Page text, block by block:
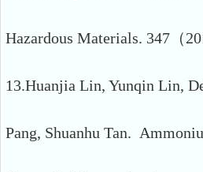
Hazardous Materials. 347（
13.Huanjia Lin, Yunqin Lin,
Pang, Shuanhu Tan.